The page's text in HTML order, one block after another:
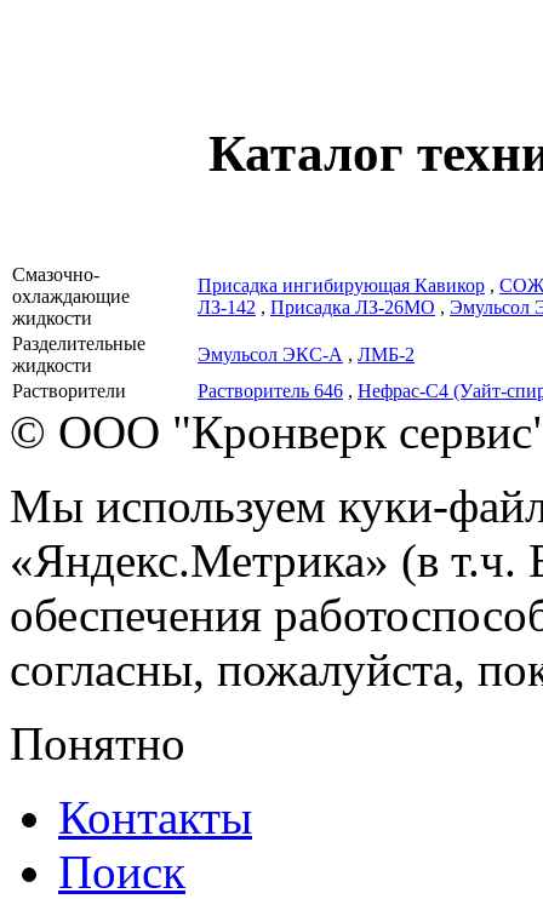
Каталог
Смазочно-
охлаждающие
жидкости
Присадка ингибирующая Кавикор , СОЖ
ЛЗ-142 , Присадка ЛЗ-26МО , Эмульсол
Разделительные
жидкости
Эмульсол ЭКС-А , ЛМБ-2
Растворители
Растворитель 646 , Нефрас-С4 (Уайт-
© ООО "Кронверк
Мы используем куки-
«Яндекс.Метрика» (в т.ч.
обеспечения
согласны, пожалуйста,
Понятно
Контакты
Поиск